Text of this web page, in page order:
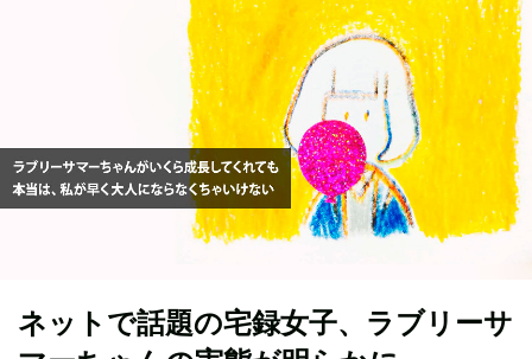
ネットで話題の宅録女子、ラブリーサ